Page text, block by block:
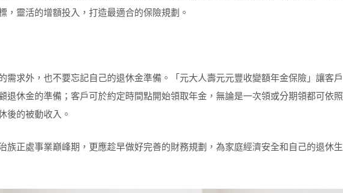
，靈活的增額投入，打造最適合的保險規劃。
需求外，也不要忘記自己的退休金準備。「元大人壽元元豐收變額年金保險」讓客戶
退休金的準備；客戶可於約定時間點開始領取年金，無論是一次領或分期領都可依照
後的被動收入。
族正處事業巔峰期，更應趁早做好完善的財務規劃，為家庭經濟安全和自己的退休生